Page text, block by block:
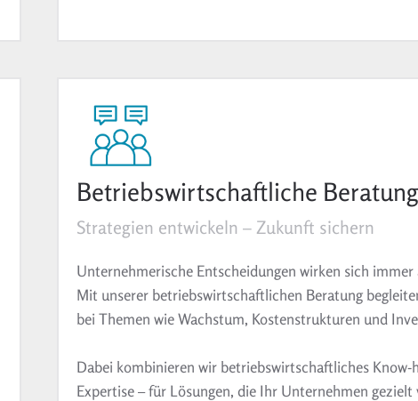
Betriebswirtschaftliche Beratung
Strategien entwickeln – Zukunft sichern
Unternehmerische Entscheidungen wirken sich immer
Mit unserer betriebswirtschaftlichen Beratung
bei Themen wie Wachstum, Kostenstrukturen und
Dabei kombinieren wir betriebswirtschaftliches
Expertise – für Lösungen, die Ihr Unternehmen